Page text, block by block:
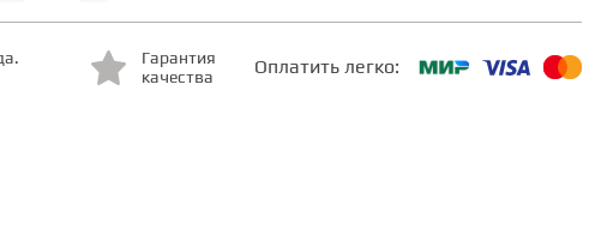
Гарантия
качества
Оплатить легко: